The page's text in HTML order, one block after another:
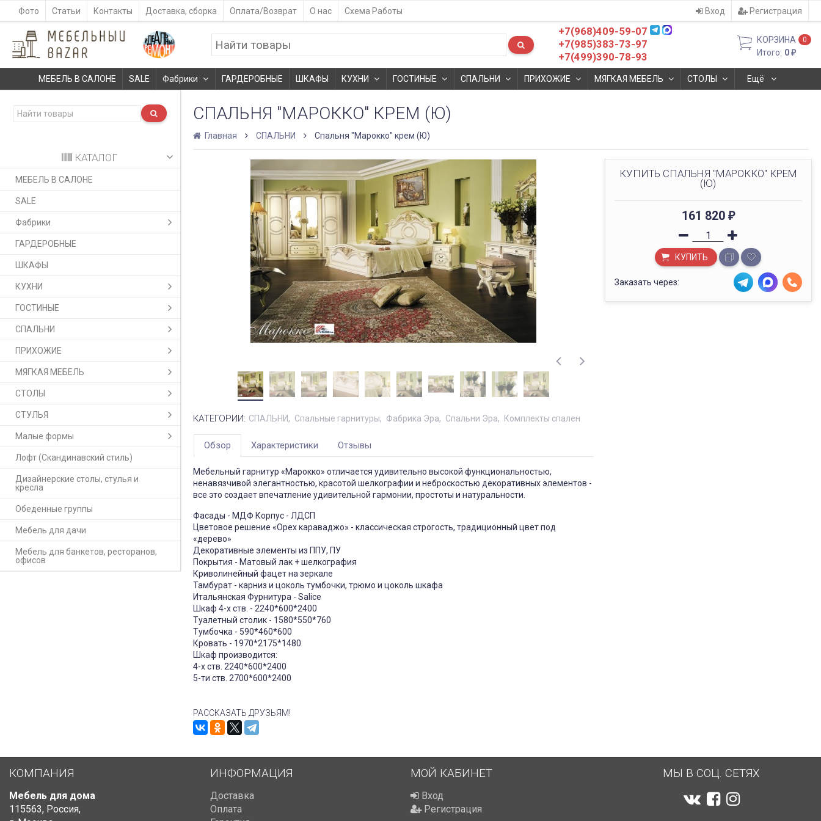
Фото Статьи Контакты Доставка, сборка Оплата/Возврат О нас Схема Работы Вход Регистрация
+7(968)409-59-07
+7(985)383-73-97
+7(499)390-78-93
КОРЗИНА 0
Итого: 0₽
МЕБЕЛЬ В САЛОНЕ SALE Фабрики ГАРДЕРОБНЫЕ ШКАФЫ КУХНИ ГОСТИНЫЕ СПАЛЬНИ ПРИХОЖИЕ МЯГКАЯ МЕБЕЛЬ СТОЛЫ Ещё
КАТАЛОГ
МЕБЕЛЬ В САЛОНЕ
SALE
Фабрики
ГАРДЕРОБНЫЕ
ШКАФЫ
КУХНИ
ГОСТИНЫЕ
СПАЛЬНИ
ПРИХОЖИЕ
МЯГКАЯ МЕБЕЛЬ
СТОЛЫ
СТУЛЬЯ
Малые формы
Лофт (Скандинавский стиль)
Дизайнерские столы, стулья и
кресла
Обеденные группы
Мебель для дачи
Мебель для банкетов, ресторанов,
офисов
СПАЛЬНЯ "МАРОККО" КРЕМ (Ю)
Главная СПАЛЬНИ Спальня "Марокко" крем (Ю)
КУПИТЬ СПАЛЬНЯ "МАРОККО" КРЕМ
(Ю)
161 820 ₽
КУПИТЬ
Заказать через:
КАТЕГОРИИ: СПАЛЬНИ Спальные гарнитуры Фабрика Эра Спальни Эра Комплекты спален
Обзор Характеристики Отзывы
Мебельный гарнитур «Марокко» отличается удивительно высокой функциональностью,
ненавязчивой элегантностью, красотой шелкографии и неброскостью декоративных элементов -
все это создает впечатление удивительной гармонии, простоты и натуральности.
Фасады - МДФ Корпус - ЛДСП
Цветовое решение «Орех караваджо» - классическая строгость, традиционный цвет под
«дерево»
Декоративные элементы из ППУ, ПУ
Покрытия - Матовый лак + шелкография
Криволинейный фацет на зеркале
Тамбурат - карниз и цоколь тумбочки, трюмо и цоколь шкафа
Итальянская Фурнитура - Salice
Шкаф 4-х ств. - 2240*600*2400
Туалетный столик - 1580*550*760
Тумбочка - 590*460*600
Кровать - 1970*2175*1480
Шкаф производится:
4-х ств. 2240*600*2400
5-ти ств. 2700*600*2400
РАССКАЗАТЬ ДРУЗЬЯМ!
КОМПАНИЯ
Мебель для дома
115563, Россия,
ИНФОРМАЦИЯ
Доставка
Оплата
МОЙ КАБИНЕТ
Вход
Регистрация
МЫ В СОЦ. СЕТЯХ